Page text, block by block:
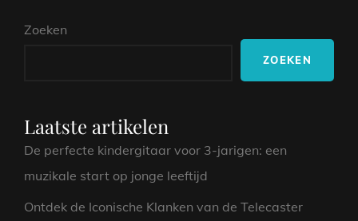
MUZIEK
Zoeken
ZOEKEN
Laatste artikelen
De perfecte kindergitaar voor 3-jarigen: een
muzikale start op jonge leeftijd
Ontdek de Iconische Klanken van de Telecaster